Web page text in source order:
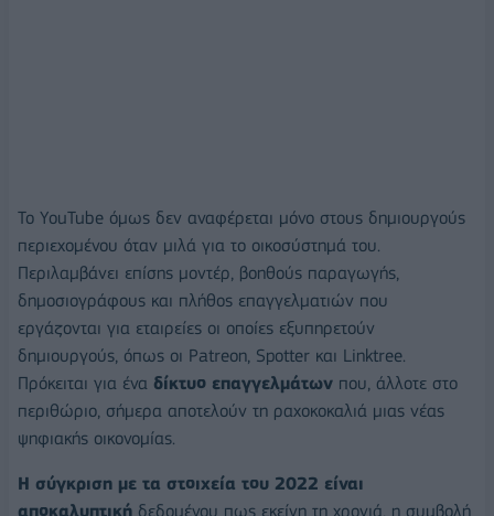
Το YouTube όμως δεν αναφέρεται μόνο στους δημιουργούς
περιεχομένου όταν μιλά για το οικοσύστημά του.
Περιλαμβάνει επίσης μοντέρ, βοηθούς παραγωγής,
δημοσιογράφους και πλήθος επαγγελματιών που
εργάζονται για εταιρείες οι οποίες εξυπηρετούν
δημιουργούς, όπως οι Patreon, Spotter και Linktree.
Πρόκειται για ένα δίκτυο επαγγελμάτων που, άλλοτε στο
περιθώριο, σήμερα αποτελούν τη ραχοκοκαλιά μιας νέας
ψηφιακής οικονομίας.
Η σύγκριση με τα στοιχεία του 2022 είναι
αποκαλυπτική δεδομένου πως εκείνη τη χρονιά, η συμβολή